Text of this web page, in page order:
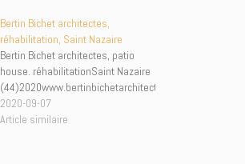
Bertin Bichet architectes,
réhabilitation, Saint Nazaire
Bertin Bichet architectes, patio
house. réhabilitationSaint Nazaire
(44)2020www.bertinbichetarchitectes.squarespace.com
2020-09-07
Article similaire